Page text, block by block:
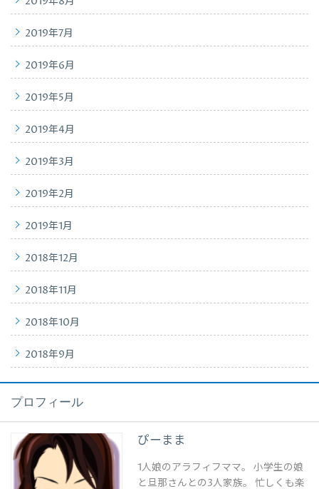
2019年7月
2019年6月
2019年5月
2019年4月
2019年3月
2019年2月
2019年1月
2018年12月
2018年11月
2018年10月
2018年9月
プロフィール
ぴーまま
1人娘のアラフィフママ。 小学生の娘
と旦那さんとの3人家族。 忙しくも楽